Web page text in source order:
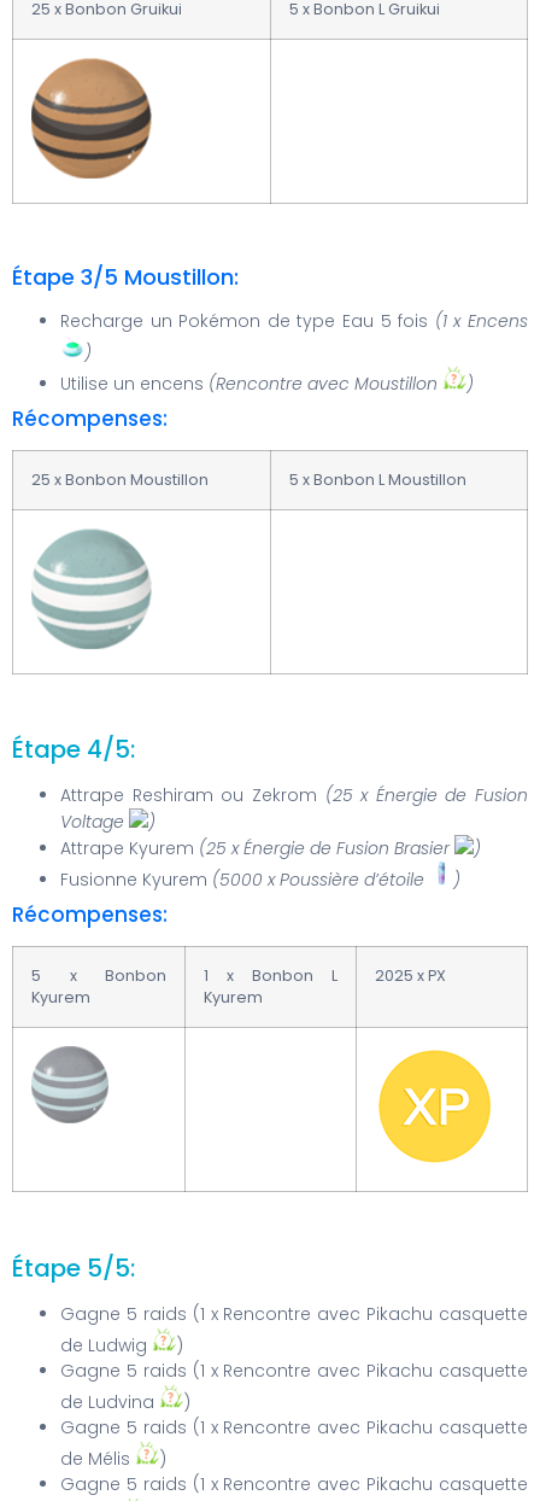
25 x Bonbon Gruikui 5 x Bonbon L Gruikui
Étape 3/5 Moustillon:
Recharge un Pokémon de type Eau 5 fois (1 x Encens
)
Utilise un encens (Rencontre avec Moustillon )
Récompenses:
25 x Bonbon Moustillon 5 x Bonbon L Moustillon
Étape 4/5:
Attrape Reshiram ou Zekrom (25 x Énergie de Fusion
Voltage
)
Attrape Kyurem (25 x Énergie de Fusion Brasier
)
Fusionne Kyurem (5000 x Poussière d’étoile )
Récompenses:
5 x Bonbon
Kyurem
1 x Bonbon L
Kyurem
2025 x PX
Étape 5/5:
Gagne 5 raids (1 x Rencontre avec Pikachu casquette
de Ludwig
)
Gagne 5 raids (1 x Rencontre avec Pikachu casquette
de Ludvina
)
Gagne 5 raids (1 x Rencontre avec Pikachu casquette
de Mélis
)
Gagne 5 raids (1 x Rencontre avec Pikachu casquette